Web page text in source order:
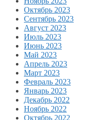
Октябрь 2023
Сентябрь 2023
Август 2023
Июль 2023
Июнь 2023
Май 2023
Апрель 2023
Март 2023
Февраль 2023
Январь 2023
Декабрь 2022
Ноябрь 2022
Октябрь 2022